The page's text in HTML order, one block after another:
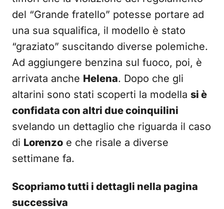
del “Grande fratello” potesse portare ad
una sua squalifica, il modello è stato
“graziato” suscitando diverse polemiche.
Ad aggiungere benzina sul fuoco, poi, è
arrivata anche Helena. Dopo che gli
altarini sono stati scoperti la modella si è
confidata con altri due coinquilini
svelando un dettaglio che riguarda il caso
di Lorenzo e che risale a diverse
settimane fa.
Scopriamo tutti i dettagli nella pagina
successiva